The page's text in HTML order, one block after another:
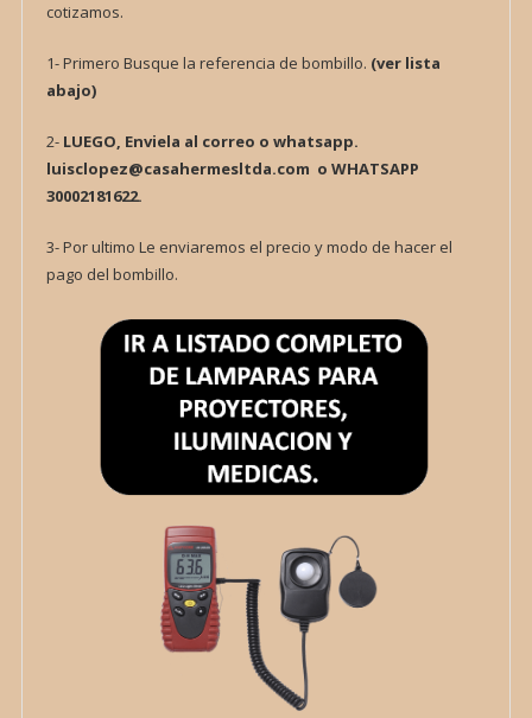
cotizamos.
1- Primero Busque la referencia de bombillo. (ver lista
abajo)
2-LUEGO, Enviela al correo o whatsapp.
luisclopez@casahermesltda.com o WHATSAPP
30002181622.
3- Por ultimo Le enviaremos el precio y modo de hacer el
pago del bombillo.